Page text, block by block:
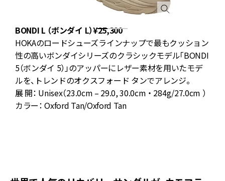
BONDI L （ボンダイ L）¥25,300
HOKAのロードシューズラインナップで最もクッション
性の高いボンダイシリーズのクラシックモデル「BONDI
5（ボンダイ 5）」のアッパーにレザー素材を用いたモデ
ルを、トレンドのオクスフォード タンでアレンジ。
展 開： Unisex（23.0cm – 29.0, 30.0cm ・ 284g/27.0cm ）
カラー： Oxford Tan/Oxford Tan